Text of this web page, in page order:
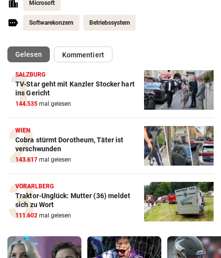
Microsoft
Softwarekonzern Betriebssystem
Gelesen(ausgewählt)Kommentiert
SALZBURG
TV-Star geht mit Kanzler Stocker hart
ins Gericht
144.535 mal gelesen
WIEN
Cobra stürmt Dorotheum, Täter ist
verschwunden
143.617 mal gelesen
VORARLBERG
Traktor-Unglück: Mutter (36) meldet
sich zu Wort
111.602 mal gelesen